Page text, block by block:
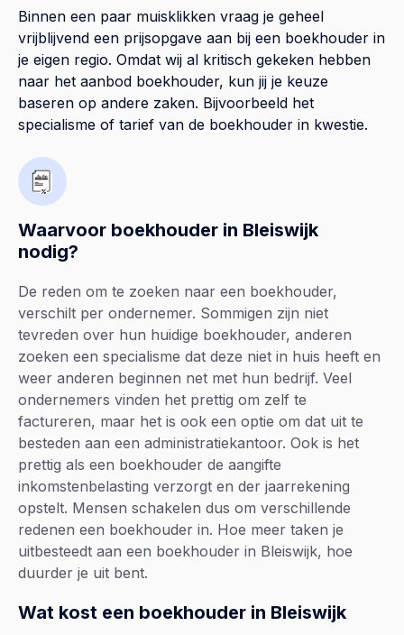
Binnen een paar muisklikken vraag je geheel
vrijblijvend een prijsopgave aan bij een boekhouder in
je eigen regio. Omdat wij al kritisch gekeken hebben
naar het aanbod boekhouder, kun jij je keuze
baseren op andere zaken. Bijvoorbeeld het
specialisme of tarief van de boekhouder in kwestie.
Waarvoor boekhouder in Bleiswijk
nodig?
De reden om te zoeken naar een boekhouder,
verschilt per ondernemer. Sommigen zijn niet
tevreden over hun huidige boekhouder, anderen
zoeken een specialisme dat deze niet in huis heeft en
weer anderen beginnen net met hun bedrijf. Veel
ondernemers vinden het prettig om zelf te
factureren, maar het is ook een optie om dat uit te
besteden aan een administratiekantoor. Ook is het
prettig als een boekhouder de aangifte
inkomstenbelasting verzorgt en der jaarrekening
opstelt. Mensen schakelen dus om verschillende
redenen een boekhouder in. Hoe meer taken je
uitbesteedt aan een boekhouder in Bleiswijk, hoe
duurder je uit bent.
Wat kost een boekhouder in Bleiswijk